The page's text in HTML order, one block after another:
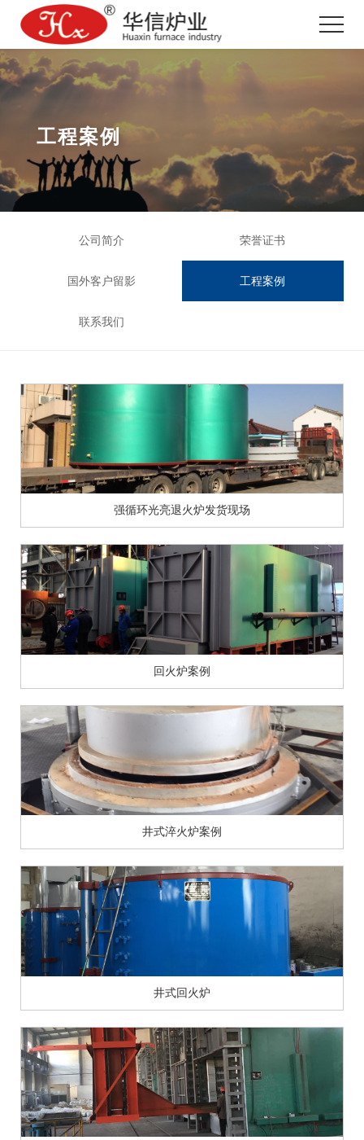
工程案例
公司简介 荣誉证书
国外客户留影 工程案例
联系我们
强循环光亮退火炉发货现场
回火炉案例
井式淬火炉案例
井式回火炉